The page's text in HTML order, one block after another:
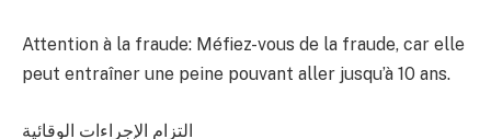
Attention à la fraude: Méfiez-vous de la fraude, car elle
peut entraîner une peine pouvant aller jusqu’à 10 ans.
التزام الإجراءات الوقائية